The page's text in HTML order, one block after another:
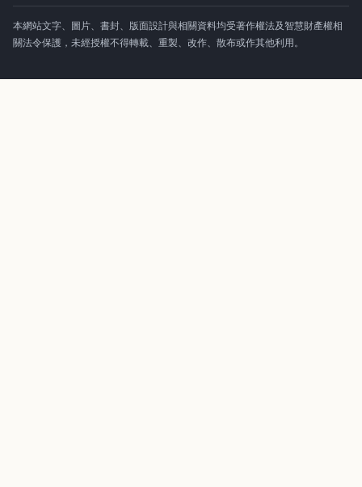
本網站文字、圖片、書封、版面設計與相關資料均受著作權法及智慧財產權相
關法令保護，未經授權不得轉載、重製、改作、散布或作其他利用。